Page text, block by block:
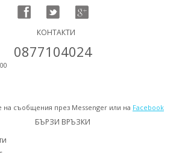
КОНТАКТИ
0877104024
на съобщения през Messenger или на Facebook
БЪРЗИ ВРЪЗКИ